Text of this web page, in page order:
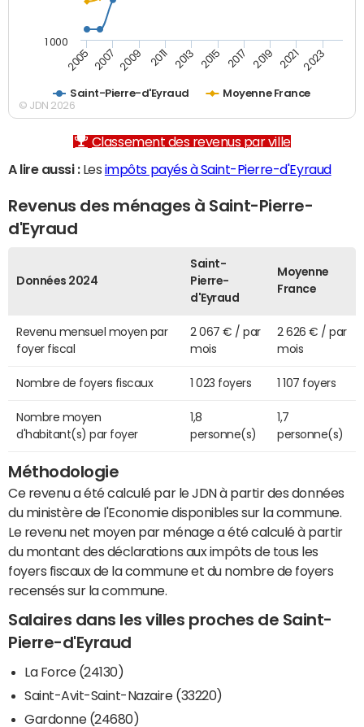
Saint-Pierre-d'Eyraud Moyenne France
2005 2007 2009 2011 2013 2015 2017 2019 2021 2023
1 000
© JDN 2026
Classement des revenus par ville
A lire aussi :Les impôts payés à Saint-Pierre-d'Eyraud
Revenus des ménages à Saint-Pierre-
d'Eyraud
Données 2024
Saint-
Pierre-
d'Eyraud
Moyenne
France
Revenu mensuel moyen par
foyer fiscal
2 067 € / par
mois
2 626 € / par
mois
Nombre de foyers fiscaux 1 023 foyers 1 107 foyers
Nombre moyen
d'habitant(s) par foyer
1,8
personne(s)
1,7
personne(s)
Méthodologie
Ce revenu a été calculé par le JDN à partir des données
du ministère de l'Economie disponibles sur la commune.
Le revenu net moyen par ménage a été calculé à partir
du montant des déclarations aux impôts de tous les
foyers fiscaux de la commune et du nombre de foyers
recensés sur la commune.
Salaires dans les villes proches de Saint-
Pierre-d'Eyraud
La Force (24130)
Saint-Avit-Saint-Nazaire (33220)
Gardonne (24680)